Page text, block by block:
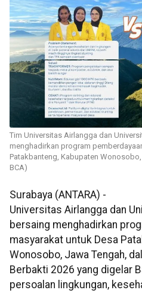
Tim Universitas Airlangga dan
menghadirkan program
Patakbanteng, Kabupaten
BCA)
Surabaya (ANTARA) -
Universitas Airlangga dan
bersaing menghadirkan
masyarakat untuk Desa
Wonosobo, Jawa Tengah,
Berbakti 2026 yang digelar
persoalan lingkungan,